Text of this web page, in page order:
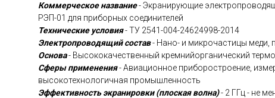
Коммерческое название- Экранирующие
РЭП-01 для приборных соединителей
Технические условия- ТУ 2541-004-24624998-2014
Электропроводящий состав- Нано- и микрочастицы меди,
Основа- Высококачественный кремнийорганический
Сферы применения- Авиационное приборостроение,
высокотехнологичная промышленность
Эффективность экранировки (плоская волна)- 2 ГГц - не